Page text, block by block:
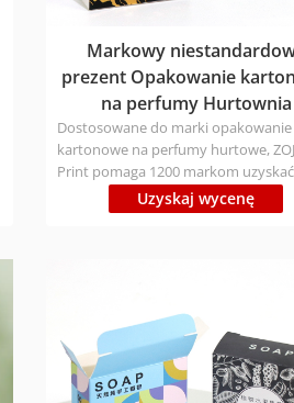
Markowy
prezent Opakowanie
na perfumy Hurtownia
Dostosowane do marki opakowanie
kartonowe na perfumy hurtowe,
Print pomaga 1200 markom uzyskać
odpowiednie rozwiązania pudełkowe!
Personalizacja: Może niestandardowy
Czas wysyłki: Express 3-7 dni; Air 12-
Boat 25-30 dni (różne kraje mają
czasy) Cena: skontaktuj się z nami,
wysłać zapytanie!
Uzyskaj wycenę